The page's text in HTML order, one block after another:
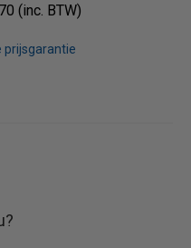
(inc. BTW)
prijsgarantie